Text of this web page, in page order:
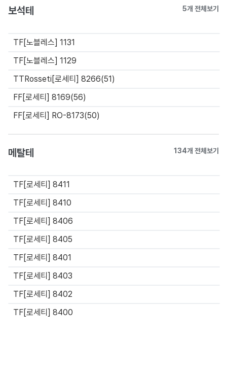
보석테 5개 전체보기
TF[노블레스] 1131
TF[노블레스] 1129
TTRosseti[로세티] 8266(51)
FF[로세티] 8169(56)
FF[로세티] RO-8173(50)
메탈테 134개 전체보기
TF[로세티] 8411
TF[로세티] 8410
TF[로세티] 8406
TF[로세티] 8405
TF[로세티] 8401
TF[로세티] 8403
TF[로세티] 8402
TF[로세티] 8400